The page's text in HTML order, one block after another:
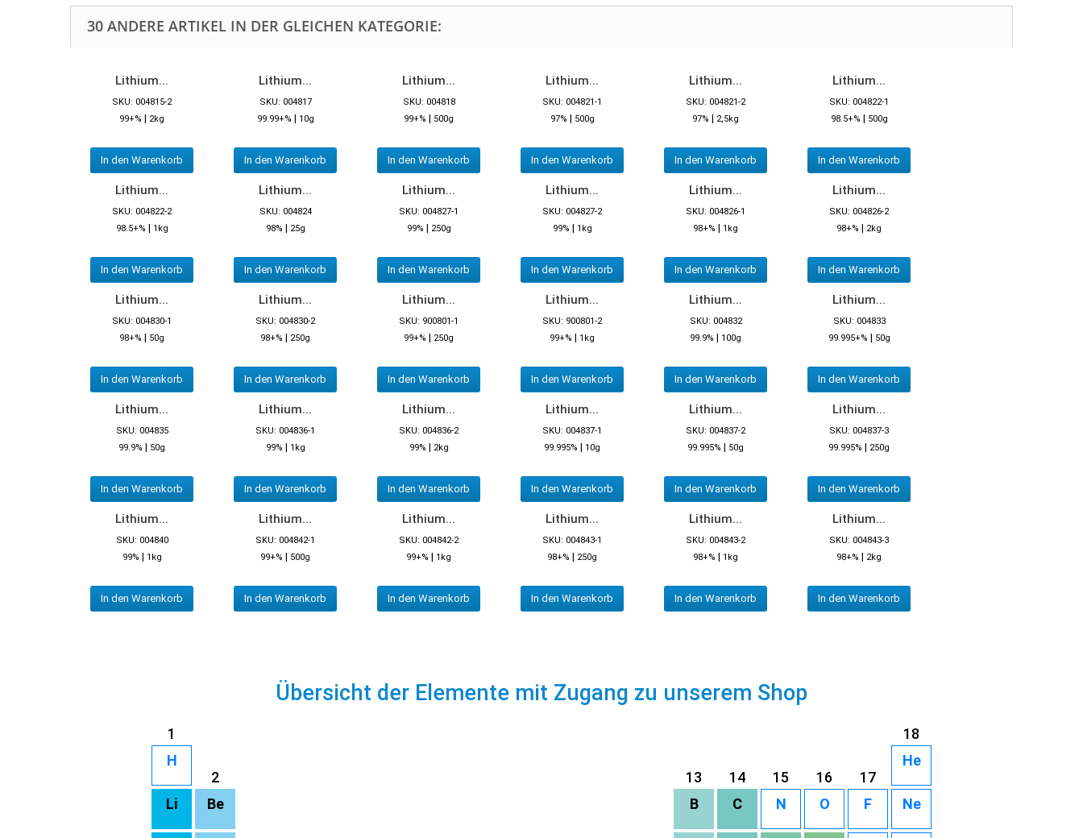
30 ANDERE ARTIKEL IN DER GLEICHEN KATEGORIE:
Lithium...
SKU: 004815-2
99+% | 2kg
In den Warenkorb
Lithium...
SKU: 004817
99.99+% | 10g
In den Warenkorb
Lithium...
SKU: 004818
99+% | 500g
In den Warenkorb
Lithium...
SKU: 004821-1
97% | 500g
In den Warenkorb
Lithium...
SKU: 004821-2
97% | 2,5kg
In den Warenkorb
Lithium...
SKU: 004822-1
98.5+% | 500g
In den Warenkorb
Lithium...
SKU: 004822-2
98.5+% | 1kg
In den Warenkorb
Lithium...
SKU: 004824
98% | 25g
In den Warenkorb
Lithium...
SKU: 004827-1
99% | 250g
In den Warenkorb
Lithium...
SKU: 004827-2
99% | 1kg
In den Warenkorb
Lithium...
SKU: 004826-1
98+% | 1kg
In den Warenkorb
Lithium...
SKU: 004826-2
98+% | 2kg
In den Warenkorb
Lithium...
SKU: 004830-1
98+% | 50g
In den Warenkorb
Lithium...
SKU: 004830-2
98+% | 250g
In den Warenkorb
Lithium...
SKU: 900801-1
99+% | 250g
In den Warenkorb
Lithium...
SKU: 900801-2
99+% | 1kg
In den Warenkorb
Lithium...
SKU: 004832
99.9% | 100g
In den Warenkorb
Lithium...
SKU: 004833
99.995+% | 50g
In den Warenkorb
Lithium...
SKU: 004835
99.9% | 50g
In den Warenkorb
Lithium...
SKU: 004836-1
99% | 1kg
In den Warenkorb
Lithium...
SKU: 004836-2
99% | 2kg
In den Warenkorb
Lithium...
SKU: 004837-1
99.995% | 10g
In den Warenkorb
Lithium...
SKU: 004837-2
99.995% | 50g
In den Warenkorb
Lithium...
SKU: 004837-3
99.995% | 250g
In den Warenkorb
Lithium...
SKU: 004840
99% | 1kg
In den Warenkorb
Lithium...
SKU: 004842-1
99+% | 500g
In den Warenkorb
Lithium...
SKU: 004842-2
99+% | 1kg
In den Warenkorb
Lithium...
SKU: 004843-1
98+% | 250g
In den Warenkorb
Lithium...
SKU: 004843-2
98+% | 1kg
In den Warenkorb
Lithium...
SKU: 004843-3
98+% | 2kg
In den Warenkorb
Übersicht der Elemente mit Zugang zu unserem Shop
1
18
H
2
13 14 15 16 17
He
Li Be B C N O F Ne